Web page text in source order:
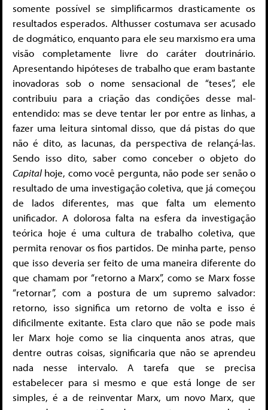
somente possível se simplificarmos drasticamente os
resultados esperados. Althusser costumava ser acusado
de dogmático, enquanto para ele seu marxismo era uma
visão completamente livre do caráter doutrinário.
Apresentando hipóteses de trabalho que eram bastante
inovadoras sob o nome sensacional de “teses”, ele
contribuiu para a criação das condições desse mal-
entendido: mas se deve tentar ler por entre as linhas, a
fazer uma leitura sintomal disso, que dá pistas do que
não é dito, as lacunas, da perspectiva de relançá-las.
Sendo isso dito, saber como conceber o objeto do
Capitalhoje, como você pergunta, não pode ser senão o
resultado de uma investigação coletiva, que já começou
de lados diferentes, mas que falta um elemento
unificador. A dolorosa falta na esfera da investigação
teórica hoje é uma cultura de trabalho coletiva, que
permita renovar os fios partidos. De minha parte, penso
que isso deveria ser feito de uma maneira diferente do
que chamam por “retorno a Marx”, como se Marx fosse
“retornar”, com a postura de um supremo salvador:
retorno, isso significa um retorno de volta e isso é
dificilmente exitante. Esta claro que não se pode mais
ler Marx hoje como se lia cinquenta anos atras, que
dentre outras coisas, significaria que não se aprendeu
nada nesse intervalo. A tarefa que se precisa
estabelecer para si mesmo e que está longe de ser
simples, é a de reinventar Marx, um novo Marx, que